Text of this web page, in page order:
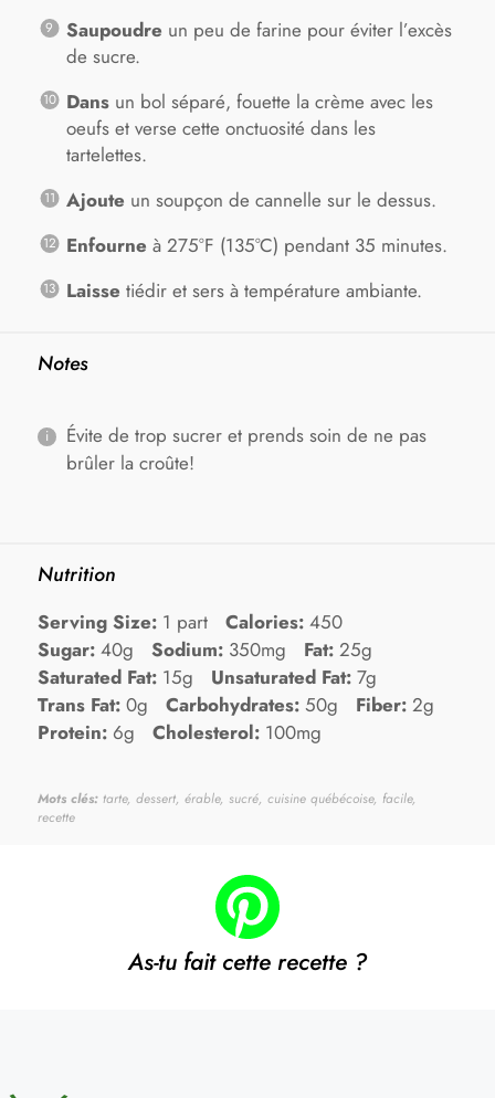
Saupoudre un peu de farine pour éviter l’excès
de sucre.
Dansun bol séparé, fouette la crème avec les
oeufs et verse cette onctuosité dans les
tartelettes.
Ajoute un soupçon de cannelle sur le dessus.
Enfourne à 275°F (135°C) pendant 35 minutes.
Laisse tiédir et sers à température ambiante.
Notes
Évite de trop sucrer et prends soin de ne pas
brûler la croûte!
Nutrition
Serving Size: 1 part Calories: 450
Sugar: 40g Sodium: 350mg Fat: 25g
Saturated Fat: 15g Unsaturated Fat: 7g
Trans Fat: 0g Carbohydrates: 50g Fiber: 2g
Protein: 6g Cholesterol: 100mg
Mots clés: tarte, dessert, érable, sucré, cuisine québécoise, facile,
recette
As-tu fait cette recette ?